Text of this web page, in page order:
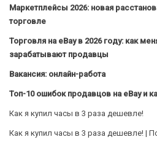
Маркетплейсы 2026: новая
торговле
Торговля на eBay в 2026 году: как
зарабатывают продавцы
Вакансия: онлайн-работа
Топ-10 ошибок продавцов на eBay и
Как я купил часы в 3 раза дешевле!
Как я купил часы в 3 раза дешевле! |